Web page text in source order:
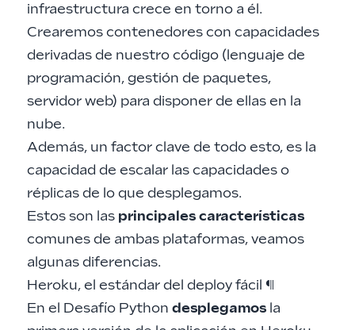
infraestructura crece en torno a él.
Crearemos contenedores con capacidades
derivadas de nuestro código (lenguaje de
programación, gestión de paquetes,
servidor web) para disponer de ellas en la
nube.
Además, un factor clave de todo esto, es la
capacidad de escalar las capacidades o
réplicas de lo que desplegamos.
Estos son las principales características
comunes de ambas plataformas, veamos
algunas diferencias.
Heroku, el estándar del deploy fácil ¶
En el Desafío Python desplegamosla